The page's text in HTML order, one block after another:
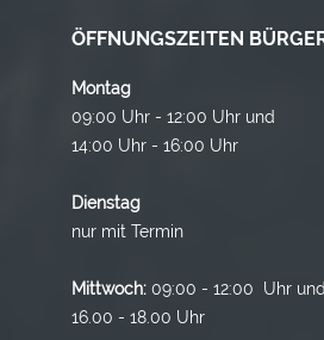
ÖFFNUNGSZEITEN
Montag
09:00 Uhr - 12:00 Uhr und
14:00 Uhr - 16:00 Uhr
Dienstag
nur mit Termin
Mittwoch: 09:00 - 12:00 Uhr und
16.00 - 18.00 Uhr